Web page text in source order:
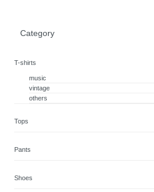
Category
T-shirts
music
vintage
others
Tops
Pants
Shoes